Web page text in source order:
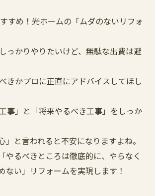
すめ！光ホームの「ムダのないリフォ
っかりやりたいけど、無駄な出費は避
きかプロに正直にアドバイスしてほし
事」と「将来やるべき工事」をしっか
」と言われると不安になりますよね。
やるべきところは徹底的に、やらなく
ない」リフォームを実現します！